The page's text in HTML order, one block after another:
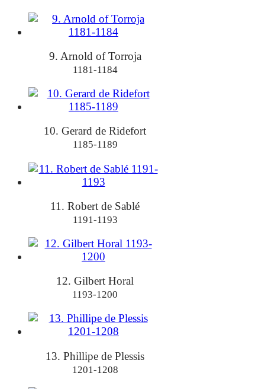
9. Arnold of Torroja
1181-1184
10. Gerard de Ridefort
1185-1189
11. Robert de Sablé
1191-1193
12. Gilbert Horal
1193-1200
13. Phillipe de Plessis
1201-1208